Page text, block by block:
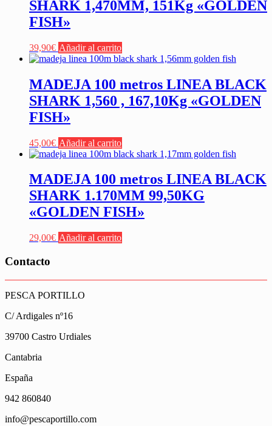
SHARK 1,470MM, 151Kg «GOLDEN
FISH»
39,90€ Añadir al carrito
MADEJA 100 metros LINEA BLACK
SHARK 1,560 , 167,10Kg «GOLDEN
FISH»
45,00€ Añadir al carrito
MADEJA 100 metros LINEA BLACK
SHARK 1.170MM 99,50KG
«GOLDEN FISH»
29,00€ Añadir al carrito
Contacto
PESCA PORTILLO
C/ Ardigales nº16
39700 Castro Urdiales
Cantabria
España
942 860840
info@pescaportillo.com